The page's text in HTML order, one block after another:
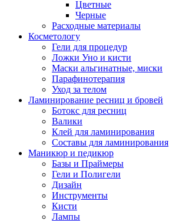
Цветные
Черные
Расходные материалы
Косметологу
Гели для процедур
Ложки Уно и кисти
Маски альгинатные, миски
Парафинотерапия
Уход за телом
Ламинирование ресниц и бровей
Ботокс для ресниц
Валики
Клей для ламинирования
Составы для ламинирования
Маникюр и педикюр
Базы и Праймеры
Гели и Полигели
Дизайн
Инструменты
Кисти
Лампы